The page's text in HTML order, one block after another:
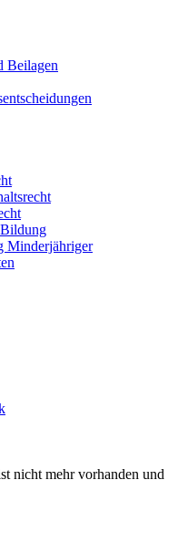
Beilagen
Minderjähriger
nicht mehr vorhanden und